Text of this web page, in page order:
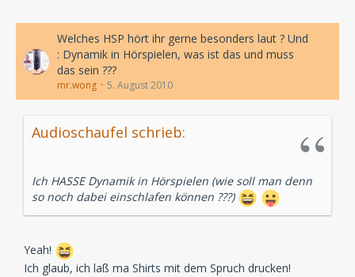
Welches HSP hört ihr gerne besonders laut ? Und
: Dynamik in Hörspielen, was ist das und muss
das sein ???
mr.wong 5. August 2010
Audioschaufel schrieb:
Ich HASSE Dynamik in Hörspielen (wie soll man denn
so noch dabei einschlafen können ???)
Yeah!
Ich glaub, ich laß ma Shirts mit dem Spruch drucken!